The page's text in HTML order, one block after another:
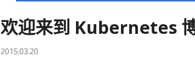
欢迎来到 Kubernetes
2015.03.20